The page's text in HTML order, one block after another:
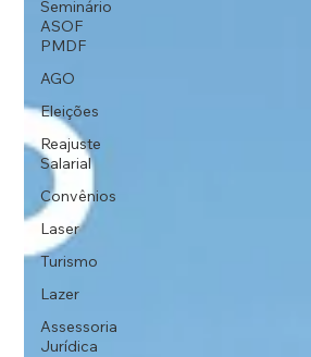
Seminário
ASOF
PMDF
AGO
Eleições
Reajuste
Salarial
Convênios
Laser
Turismo
Lazer
Assessoria
Jurídica